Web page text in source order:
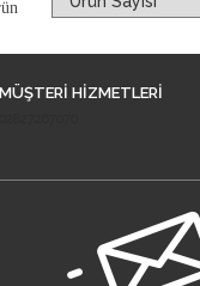
MÜŞTERİ HİZMETLERİ